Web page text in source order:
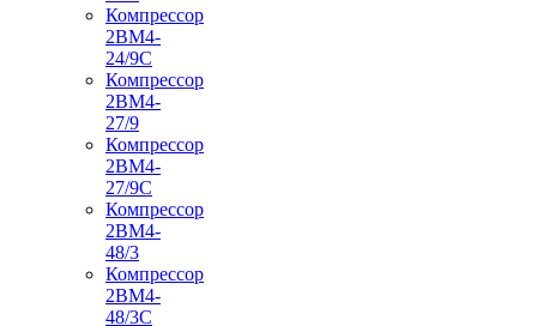
Компрессор
2ВМ4-
24/9С
Компрессор
2ВМ4-
27/9
Компрессор
2ВМ4-
27/9С
Компрессор
2ВМ4-
48/3
Компрессор
2ВМ4-
48/3С